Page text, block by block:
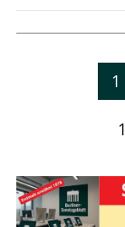
1